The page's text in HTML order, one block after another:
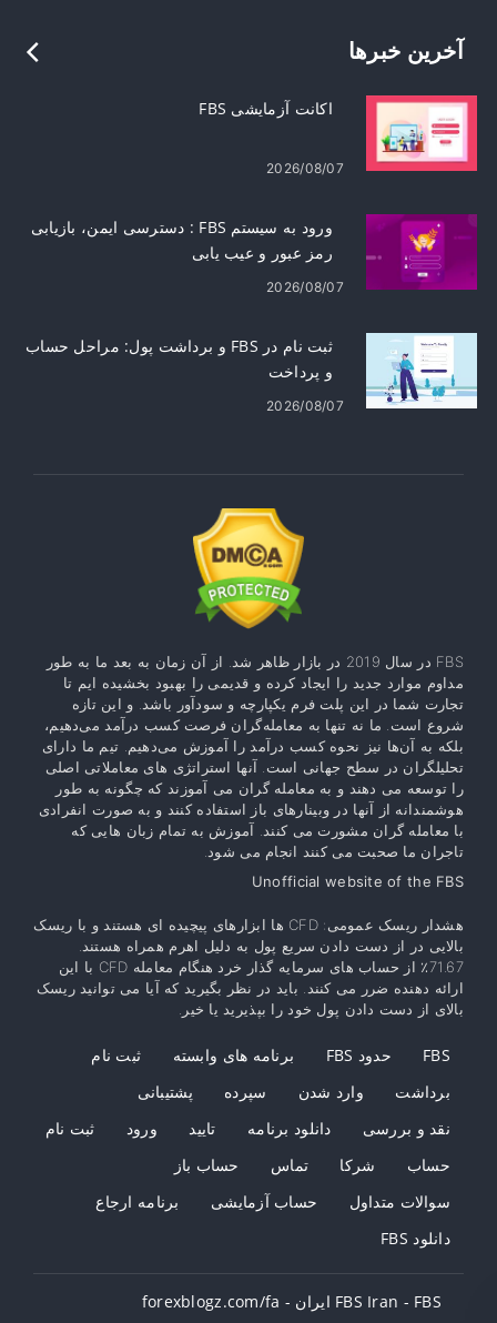
آخرین خبرها
اکانت آزمایشی FBS
2026/08/07
ورود به سیستم FBS : دسترسی ایمن، بازیابی
رمز عبور و عیب یابی
2026/08/07
ثبت نام در FBS و برداشت پول: مراحل حساب
و پرداخت
2026/08/07
FBS در سال 2019 در بازار ظاهر شد. از آن زمان به بعد ما به طور
مداوم موارد جدید را ایجاد کرده و قدیمی را بهبود بخشیده ایم تا
تجارت شما در این پلت فرم یکپارچه و سودآور باشد. و این تازه
شروع است. ما نه تنها به معامله‌گران فرصت کسب درآمد می‌دهیم،
بلکه به آن‌ها نیز نحوه کسب درآمد را آموزش می‌دهیم. تیم ما دارای
تحلیلگران در سطح جهانی است. آنها استراتژی های معاملاتی اصلی
را توسعه می دهند و به معامله گران می آموزند که چگونه به طور
هوشمندانه از آنها در وبینارهای باز استفاده کنند و به صورت انفرادی
با معامله گران مشورت می کنند. آموزش به تمام زبان هایی که
تاجران ما صحبت می کنند انجام می شود.
Unofficial website of the FBS
هشدار ریسک عمومی: CFD ها ابزارهای پیچیده ای هستند و با ریسک
بالایی در از دست دادن سریع پول به دلیل اهرم همراه هستند.
71.67٪ از حساب های سرمایه گذار خرد هنگام معامله CFD با این
ارائه دهنده ضرر می کنند. باید در نظر بگیرید که آیا می توانید ریسک
بالای از دست دادن پول خود را بپذیرید یا خیر.
FBS حدود FBS برنامه های وابسته
ثبت نام
برداشت
وارد شدن سپرده
پشتیبانی
نقد و بررسی
دانلود برنامه تایید ورود
ثبت نام
حساب
شرکا تماس
حساب باز
سوالات متداول
حساب آزمایشی
برنامه ارجاع
دانلود FBS
FBS Iran - FBS ایران - ‫forexblogz.com/fa